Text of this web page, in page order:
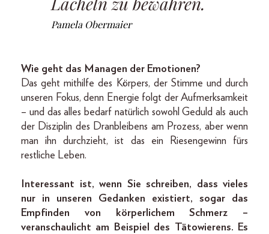
Pamela Obermaier
Wie geht das Managen der Emotionen?
Das geht mithilfe des Körpers, der Stimme und durch
unseren Fokus, denn Energie folgt der Aufmerksamkeit
– und das alles bedarf natürlich sowohl Geduld als auch
der Disziplin des Dranbleibens am Prozess, aber wenn
man ihn durchzieht, ist das ein Riesengewinn fürs
restliche Leben.
Interessant ist, wenn Sie schreiben, dass vieles
nur in unseren Gedanken existiert, sogar das
Empfinden von körperlichem Schmerz –
veranschaulicht am Beispiel des Tätowierens. Es